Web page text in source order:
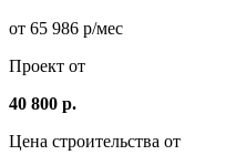
от 65 986 р/мес
Проект от
40 800 р.
Цена строительства от